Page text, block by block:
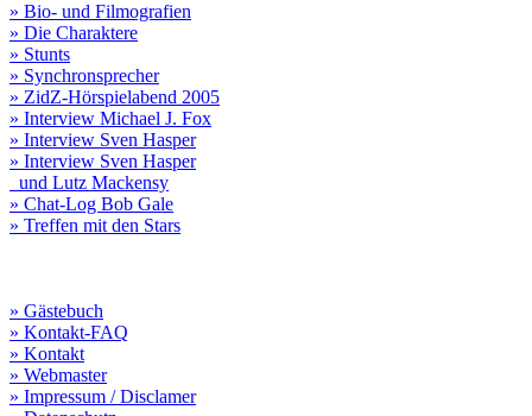
» Bio- und Filmografien
» Die Charaktere
» Stunts
» Synchronsprecher
» ZidZ-Hörspielabend 2005
» Interview Michael J. Fox
» Interview Sven Hasper
» Interview Sven Hasper
und Lutz Mackensy
» Chat-Log Bob Gale
» Treffen mit den Stars
» Gästebuch
» Kontakt-FAQ
» Kontakt
» Webmaster
» Impressum / Disclamer